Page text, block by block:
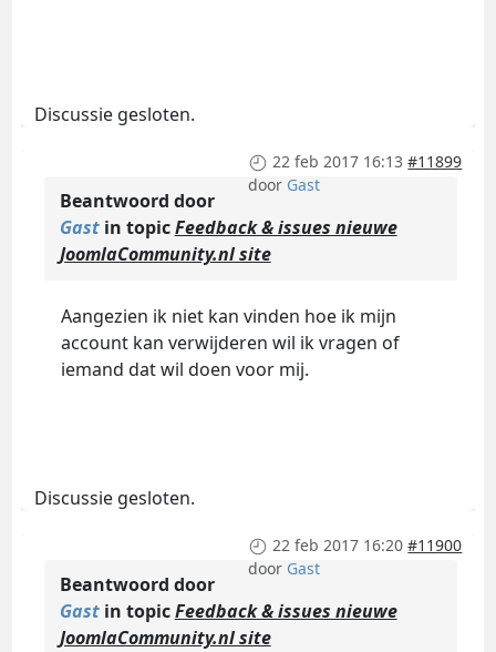
Discussie gesloten.
22 feb 2017 16:13 #11899
door Gast
Beantwoord door
Gastin topicFeedback & issues nieuwe
JoomlaCommunity.nl site
Aangezien ik niet kan vinden hoe ik mijn
account kan verwijderen wil ik vragen of
iemand dat wil doen voor mij.
Discussie gesloten.
22 feb 2017 16:20 #11900
door Gast
Beantwoord door
Gastin topicFeedback & issues nieuwe
JoomlaCommunity.nl site